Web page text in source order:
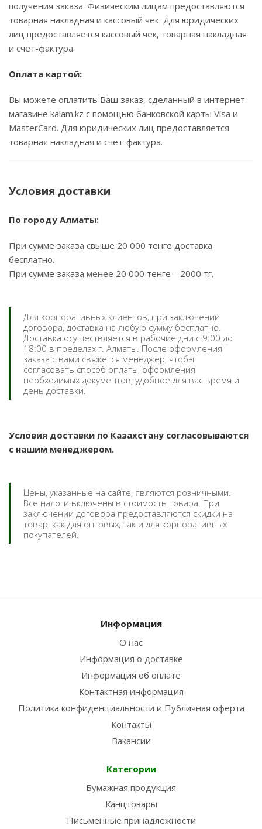
получения заказа. Физическим лицам предоставляются
товарная накладная и кассовый чек. Для юридических
лиц предоставляется кассовый чек, товарная накладная
и счет-фактура.
Оплата картой:
Вы можете оплатить Ваш заказ, сделанный в интернет-
магазине kalam.kz с помощью банковской карты Visa и
MasterCard. Для юридических лиц предоставляется
товарная накладная и счет-фактура.
Условия доставки
По городу Алматы:
При сумме заказа свыше 20 000 тенге доставка
бесплатно.
При сумме заказа менее 20 000 тенге – 2000 тг.
Для корпоративных клиентов, при заключении
договора, доставка на любую сумму бесплатно.
Доставка осуществляется в рабочие дни с 9:00 до
18:00 в пределах г. Алматы. После оформления
заказа с вами свяжется менеджер, чтобы
согласовать способ оплаты, оформления
необходимых документов, удобное для вас время и
день доставки.
Условия доставки по Казахстану согласовываются
с нашим менеджером.
Цены, указанные на сайте, являются розничными.
Все налоги включены в стоимость товара. При
заключении договора предоставляются скидки на
товар, как для оптовых, так и для корпоративных
покупателей.
Информация
О нас
Информация о доставке
Информация об оплате
Контактная информация
Политика конфиденциальности и Публичная оферта
Контакты
Вакансии
Категории
Бумажная продукция
Канцтовары
Письменные принадлежности